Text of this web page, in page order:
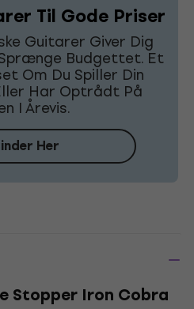
Til Gode Priser
Guitarer Giver Dig
Budgettet. Et
Om Du Spiller Din
Har Optrådt På
I Årevis.
Her
Stopper Iron Cobra